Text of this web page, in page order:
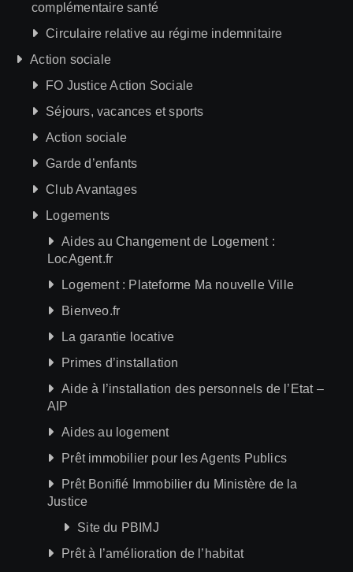
complémentaire santé
Circulaire relative au régime indemnitaire
Action sociale
FO Justice Action Sociale
Séjours, vacances et sports
Action sociale
Garde d’enfants
Club Avantages
Logements
Aides au Changement de Logement :
LocAgent.fr
Logement : Plateforme Ma nouvelle Ville
Bienveo.fr
La garantie locative
Primes d’installation
Aide à l’installation des personnels de l’Etat –
AIP
Aides au logement
Prêt immobilier pour les Agents Publics
Prêt Bonifié Immobilier du Ministère de la
Justice
Site du PBIMJ
Prêt à l’amélioration de l’habitat